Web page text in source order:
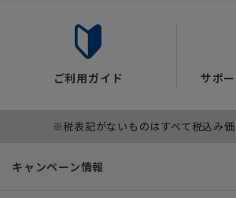
ご利用ガイド サポ
※税表記がないものはすべて税込み
キャンペーン情報